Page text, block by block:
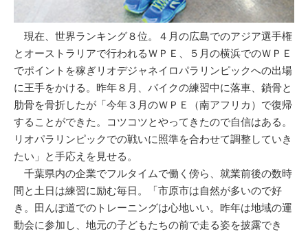
現在、世界ランキング８位。４月の広島でのアジア選手権
とオーストラリアで行われるＷＰＥ、５月の横浜でのＷＰＥ
でポイントを稼ぎリオデジャネイロパラリンピックへの出場
に王手をかける。昨年８月、バイクの練習中に落車、鎖骨と
肋骨を骨折したが「今年３月のＷＰＥ（南アフリカ）で復帰
することができた。コツコツとやってきたので自信はある。
リオパラリンピックでの戦いに照準を合わせて調整していき
たい」と手応えを見せる。
千葉県内の企業でフルタイムで働く傍ら、就業前後の数時
間と土日は練習に励む毎日。「市原市は自然が多いので好
き。田んぼ道でのトレーニングは心地いい。昨年は地域の運
動会に参加し、地元の子どもたちの前で走る姿を披露でき